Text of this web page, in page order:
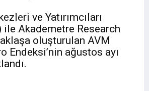
ve Yatırımcıları
ile Akademetre Research
oluşturulan AVM
Endeksi’nin ağustos ayı